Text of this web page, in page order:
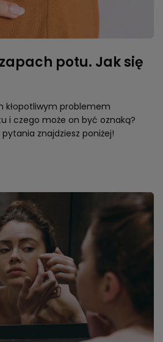
potu. Jak się
kłopotliwym problemem
i czego może on być oznaką?
znajdziesz poniżej!